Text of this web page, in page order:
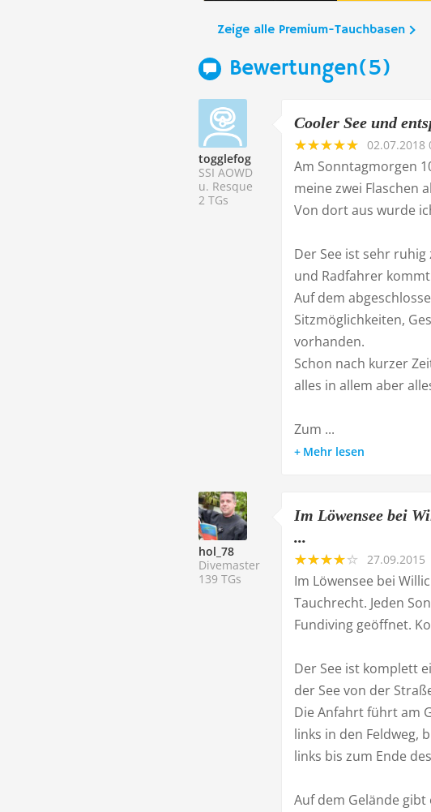
Zeige alle Premium-Tauchbasen
Bewertungen(5)
togglefog
SSI AOWD
u. Resque
2 TGs
Cooler See und
02.07.2018
Am Sonntagmorgen
meine zwei Flaschen
Von dort aus wurde
Der See ist sehr
und Radfahrer
Auf dem
Sitzmöglichkeiten,
vorhanden.
Schon nach kurzer
alles in allem aber
Zum ...
Mehr lesen
hol_78
Divemaster
139 TGs
Im Löwensee bei
...
27.09.2015
Im Löwensee bei
Tauchrecht. Jeden
Fundiving geöffnet.
Der See ist komplett
der See von der
Die Anfahrt führt am
links in den Feldweg,
links bis zum Ende
Auf dem Gelände